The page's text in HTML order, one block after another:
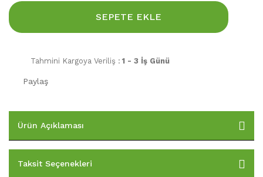
SEPETE EKLE
Tahmini Kargoya Veriliş : 1 - 3 İş Günü
Paylaş
Ürün Açıklaması
Taksit Seçenekleri